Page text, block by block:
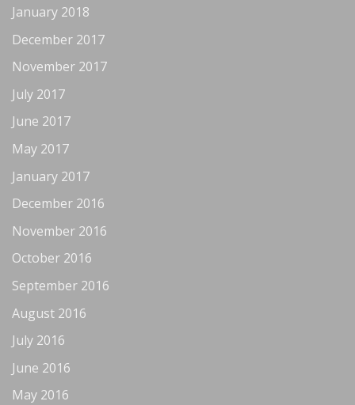
January 2018
December 2017
November 2017
July 2017
June 2017
May 2017
January 2017
December 2016
November 2016
October 2016
September 2016
August 2016
July 2016
June 2016
May 2016